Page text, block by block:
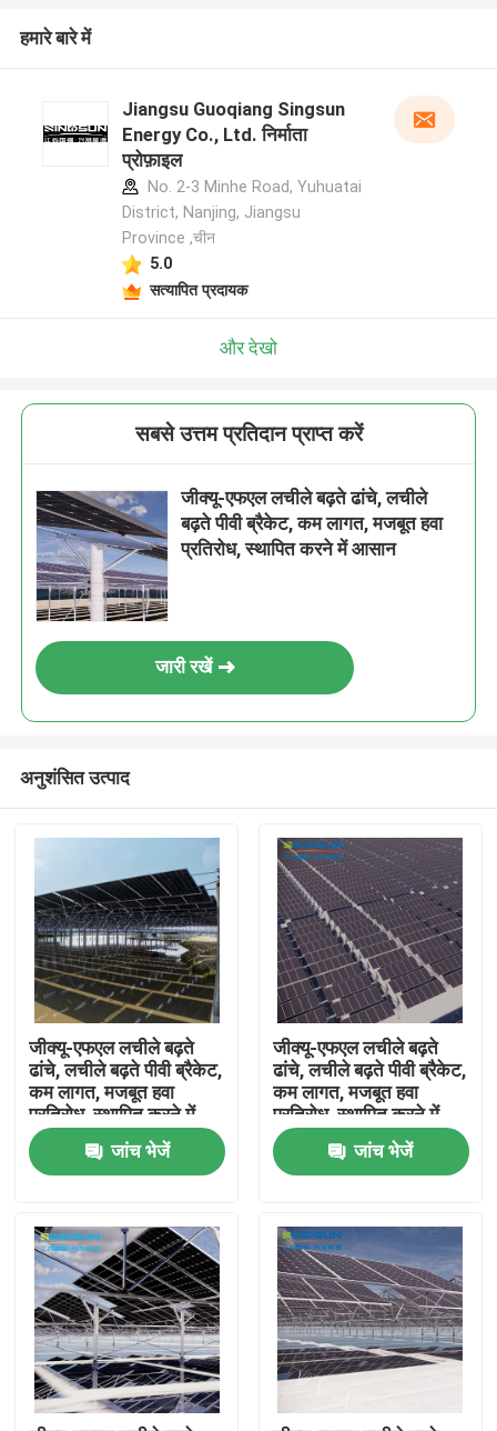
होम
उत्पाद
वीडियो
हमारे बारे में
Jiangsu Guoqiang Singsun
Energy Co., Ltd. निर्माता
प्रोफ़ाइल
No. 2-3 Minhe Road, Yuhuatai
District, Nanjing, Jiangsu
Province ,चीन
5.0
सत्यापित प्रदायक
और देखो
सबसे उत्तम प्रतिदान प्राप्त करें
जीक्यू-एफएल लचीले बढ़ते ढांचे, लचीले
बढ़ते पीवी ब्रैकेट, कम लागत, मजबूत हवा
प्रतिरोध, स्थापित करने में आसान
जारी रखें
अनुशंसित उत्पाद
जीक्यू-एफएल लचीले बढ़ते
ढांचे, लचीले बढ़ते पीवी ब्रैकेट,
कम लागत, मजबूत हवा
प्रतिरोध, स्थापित करने में
आसान
जांच भेजें
जीक्यू-एफएल लचीले बढ़ते
ढांचे, लचीले बढ़ते पीवी ब्रैकेट,
कम लागत, मजबूत हवा
प्रतिरोध, स्थापित करने में
आसान
जांच भेजें